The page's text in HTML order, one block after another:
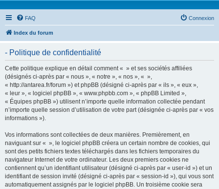
FAQ Connexion
Index du forum
- Politique de confidentialité
Cette politique explique en détail comment « » et ses sociétés affiliées
(désignés ci-après par « nous », « notre », « nos », « »,
« http://antarea.fr/forum ») et phpBB (désigné ci-après par « ils », « eux »,
« leur », « logiciel phpBB », « www.phpbb.com », « phpBB Limited »,
« Équipes phpBB ») utilisent n’importe quelle information collectée pendant
n’importe quelle session d’utilisation de votre part (désignée ci-après par « vos
informations »).
Vos informations sont collectées de deux manières. Premièrement, en
naviguant sur « », le logiciel phpBB créera un certain nombre de cookies, qui
sont des petits fichiers textes téléchargés dans les fichiers temporaires du
navigateur Internet de votre ordinateur. Les deux premiers cookies ne
contiennent qu’un identifiant utilisateur (désigné ci-après par « user-id ») et un
identifiant de session invité (désigné ci-après par « session-id »), qui vous sont
automatiquement assignés par le logiciel phpBB. Un troisième cookie sera